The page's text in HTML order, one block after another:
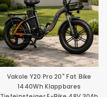
Vakole Y20 Pro 20" Fat Bike
1440Wh Klappbares